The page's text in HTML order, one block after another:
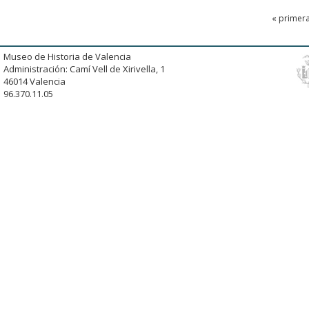
«
Museo de Historia de Valencia
Administración: Camí Vell de Xirivella, 1
46014 Valencia
96.370.11.05